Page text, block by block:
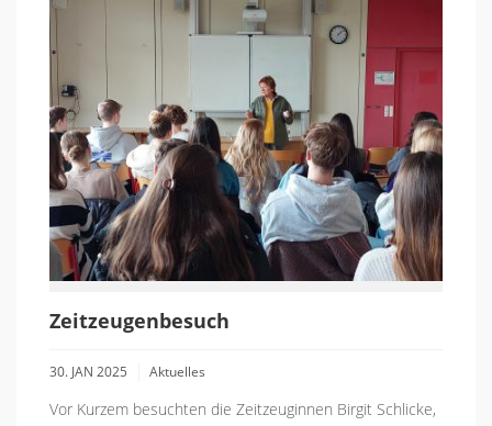
Zeitzeugenbesuch
30. JAN 2025 Aktuelles
Vor Kurzem besuchten die Zeitzeuginnen Birgit Schlicke,